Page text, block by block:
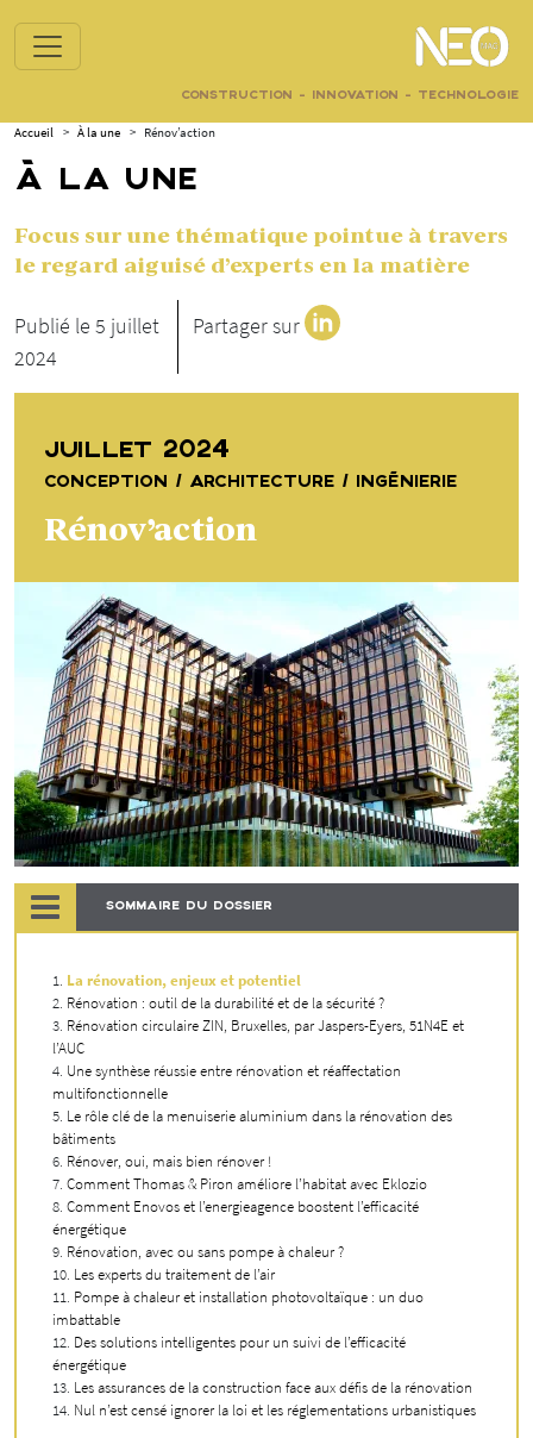
CONSTRUCTION - INNOVATION - TECHNOLOGIE
Accueil > À la une > Rénov’action
À LA UNE
Focus sur une thématique pointue à travers
le regard aiguisé d’experts en la matière
Publié le 5 juillet
2024
Partager sur
JUILLET 2024
CONCEPTION / ARCHITECTURE / INGÉNIERIE
Rénov’action
SOMMAIRE DU DOSSIER
La rénovation, enjeux et potentiel
Rénovation : outil de la durabilité et de la sécurité ?
Rénovation circulaire ZIN, Bruxelles, par Jaspers-Eyers, 51N4E et
l’AUC
Une synthèse réussie entre rénovation et réaffectation
multifonctionnelle
Le rôle clé de la menuiserie aluminium dans la rénovation des
bâtiments
Rénover, oui, mais bien rénover !
Comment Thomas & Piron améliore l’habitat avec Eklozio
Comment Enovos et l’energieagence boostent l’efficacité
énergétique
Rénovation, avec ou sans pompe à chaleur ?
Les experts du traitement de l’air
Pompe à chaleur et installation photovoltaïque : un duo
imbattable
Des solutions intelligentes pour un suivi de l’efficacité
énergétique
Les assurances de la construction face aux défis de la rénovation
Nul n’est censé ignorer la loi et les réglementations urbanistiques